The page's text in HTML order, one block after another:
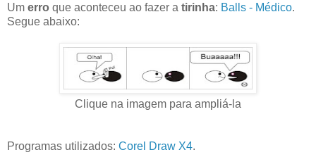
Um erro que aconteceu ao fazer a tirinha: Balls - Médico.
Segue abaixo:
Clique na imagem para ampliá-la
Programas utilizados: Corel Draw X4.